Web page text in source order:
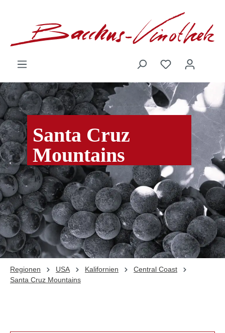
Santa Cruz
Mountains
Regionen USA Kalifornien
Central Coast
Santa Cruz Mountains